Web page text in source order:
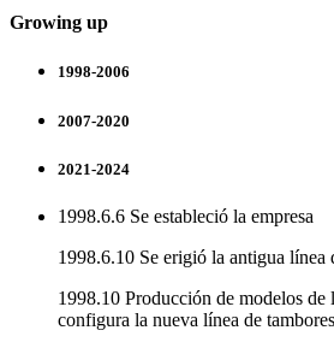
Growing up
1998-2006
2007-2020
2021-2024
1998.6.6 Se estableció la empresa
1998.6.10 Se erigió la antigua línea
1998.10 Producción de modelos de
configura la nueva línea de tambores